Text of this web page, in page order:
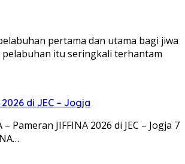
pertama dan utama bagi jiwa
pelabuhan itu seringkali terhantam
di JEC – Jogja
Pameran JIFFINA 2026 di JEC – Jogja 7